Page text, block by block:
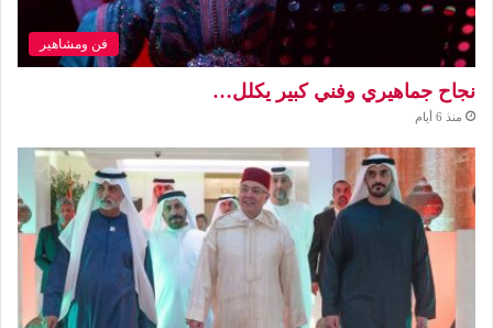
فن ومشاهير
نجاح جماهيري وفني كبير يكلل…
منذ 6 أيام